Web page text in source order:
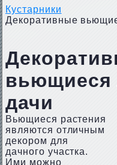
Кустарники
Декоративные
вьющиеся
дачи
Вьющиеся растения
являются отличным
декором для
дачного участка.
Ими можно